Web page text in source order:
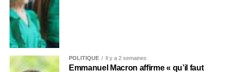
POLITIQUE Il y a 2 semaines
Emmanuel Macron affirme « qu’il faut